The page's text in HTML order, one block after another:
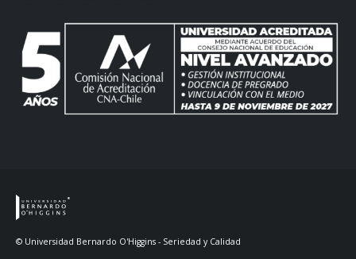
© Universidad Bernardo O'Higgins - Seriedad y Calidad